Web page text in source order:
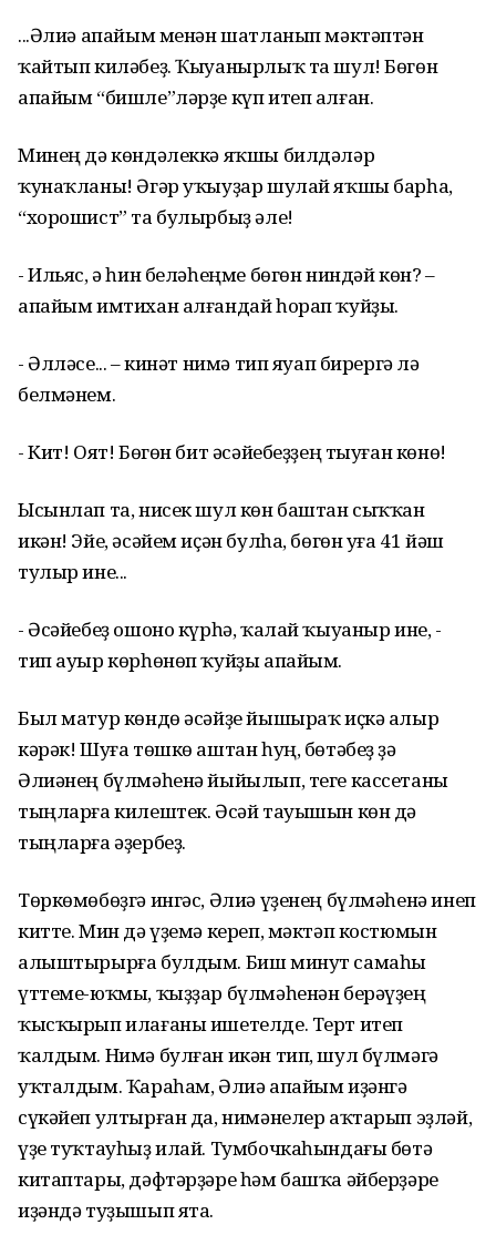
...Әлиә апайым менән шатланып мәктәптән
ҡайтып киләбеҙ. Ҡыуанырлыҡ та шул! Бөгөн
апайым “бишле”ләрҙе күп итеп алған.
Минең дә көндәлеккә яҡшы билдәләр
ҡунаҡланы! Әгәр уҡыуҙар шулай яҡшы барһа,
“хорошист” та булырбыҙ әле!
- Ильяс, ә һин беләһеңме бөгөн ниндәй көн? –
апайым имтихан алғандай һорап ҡуйҙы.
- Әлләсе... – кинәт нимә тип яуап бирергә лә
белмәнем.
- Кит! Оят! Бөгөн бит әсәйебеҙҙең тыуған көнө!
Ысынлап та, нисек шул көн баштан сыҡҡан
икән! Эйе, әсәйем иҫән булһа, бөгөн уға 41 йәш
тулыр ине...
- Әсәйебеҙ ошоно күрһә, ҡалай ҡыуаныр ине, -
тип ауыр көрһөнөп ҡуйҙы апайым.
Был матур көндө әсәйҙе йышыраҡ иҫкә алыр
кәрәк! Шуға төшкө аштан һуң, бөтәбеҙ ҙә
Әлиәнең бүлмәһенә йыйылып, теге кассетаны
тыңларға килештек. Әсәй тауышын көн дә
тыңларға әҙербеҙ.
Төркөмөбөҙгә ингәс, Әлиә үҙенең бүлмәһенә инеп
китте. Мин дә үҙемә кереп, мәктәп костюмын
алыштырырға булдым. Биш минут самаһы
үттеме-юҡмы, ҡыҙҙар бүлмәһенән берәүҙең
ҡысҡырып илағаны ишетелде. Терт итеп
ҡалдым. Нимә булған икән тип, шул бүлмәгә
уҡталдым. Ҡараһам, Әлиә апайым иҙәнгә
сүкәйеп ултырған да, нимәнелер аҡтарып эҙләй,
үҙе туҡтауһыҙ илай. Тумбочкаһындағы бөтә
китаптары, дәфтәрҙәре һәм башҡа әйберҙәре
иҙәндә туҙышып ята.